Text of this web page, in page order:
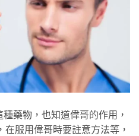
藥物，也知道偉哥的作用，
服用偉哥時要註意方法等，